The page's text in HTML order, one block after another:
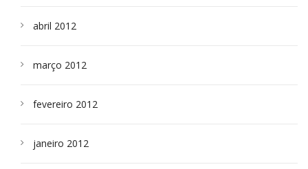
abril 2012
março 2012
fevereiro 2012
janeiro 2012